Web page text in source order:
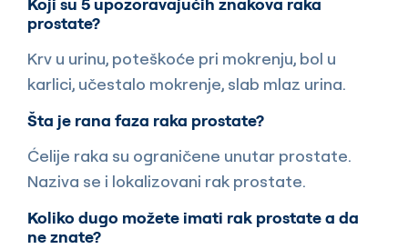
Koji su 5 upozoravajućih znakova raka
prostate?
Krv u urinu, poteškoće pri mokrenju, bol u
karlici, učestalo mokrenje, slab mlaz urina.
Šta je rana faza raka prostate?
Ćelije raka su ograničene unutar prostate.
Naziva se i lokalizovani rak prostate.
Koliko dugo možete imati rak prostate a da
ne znate?